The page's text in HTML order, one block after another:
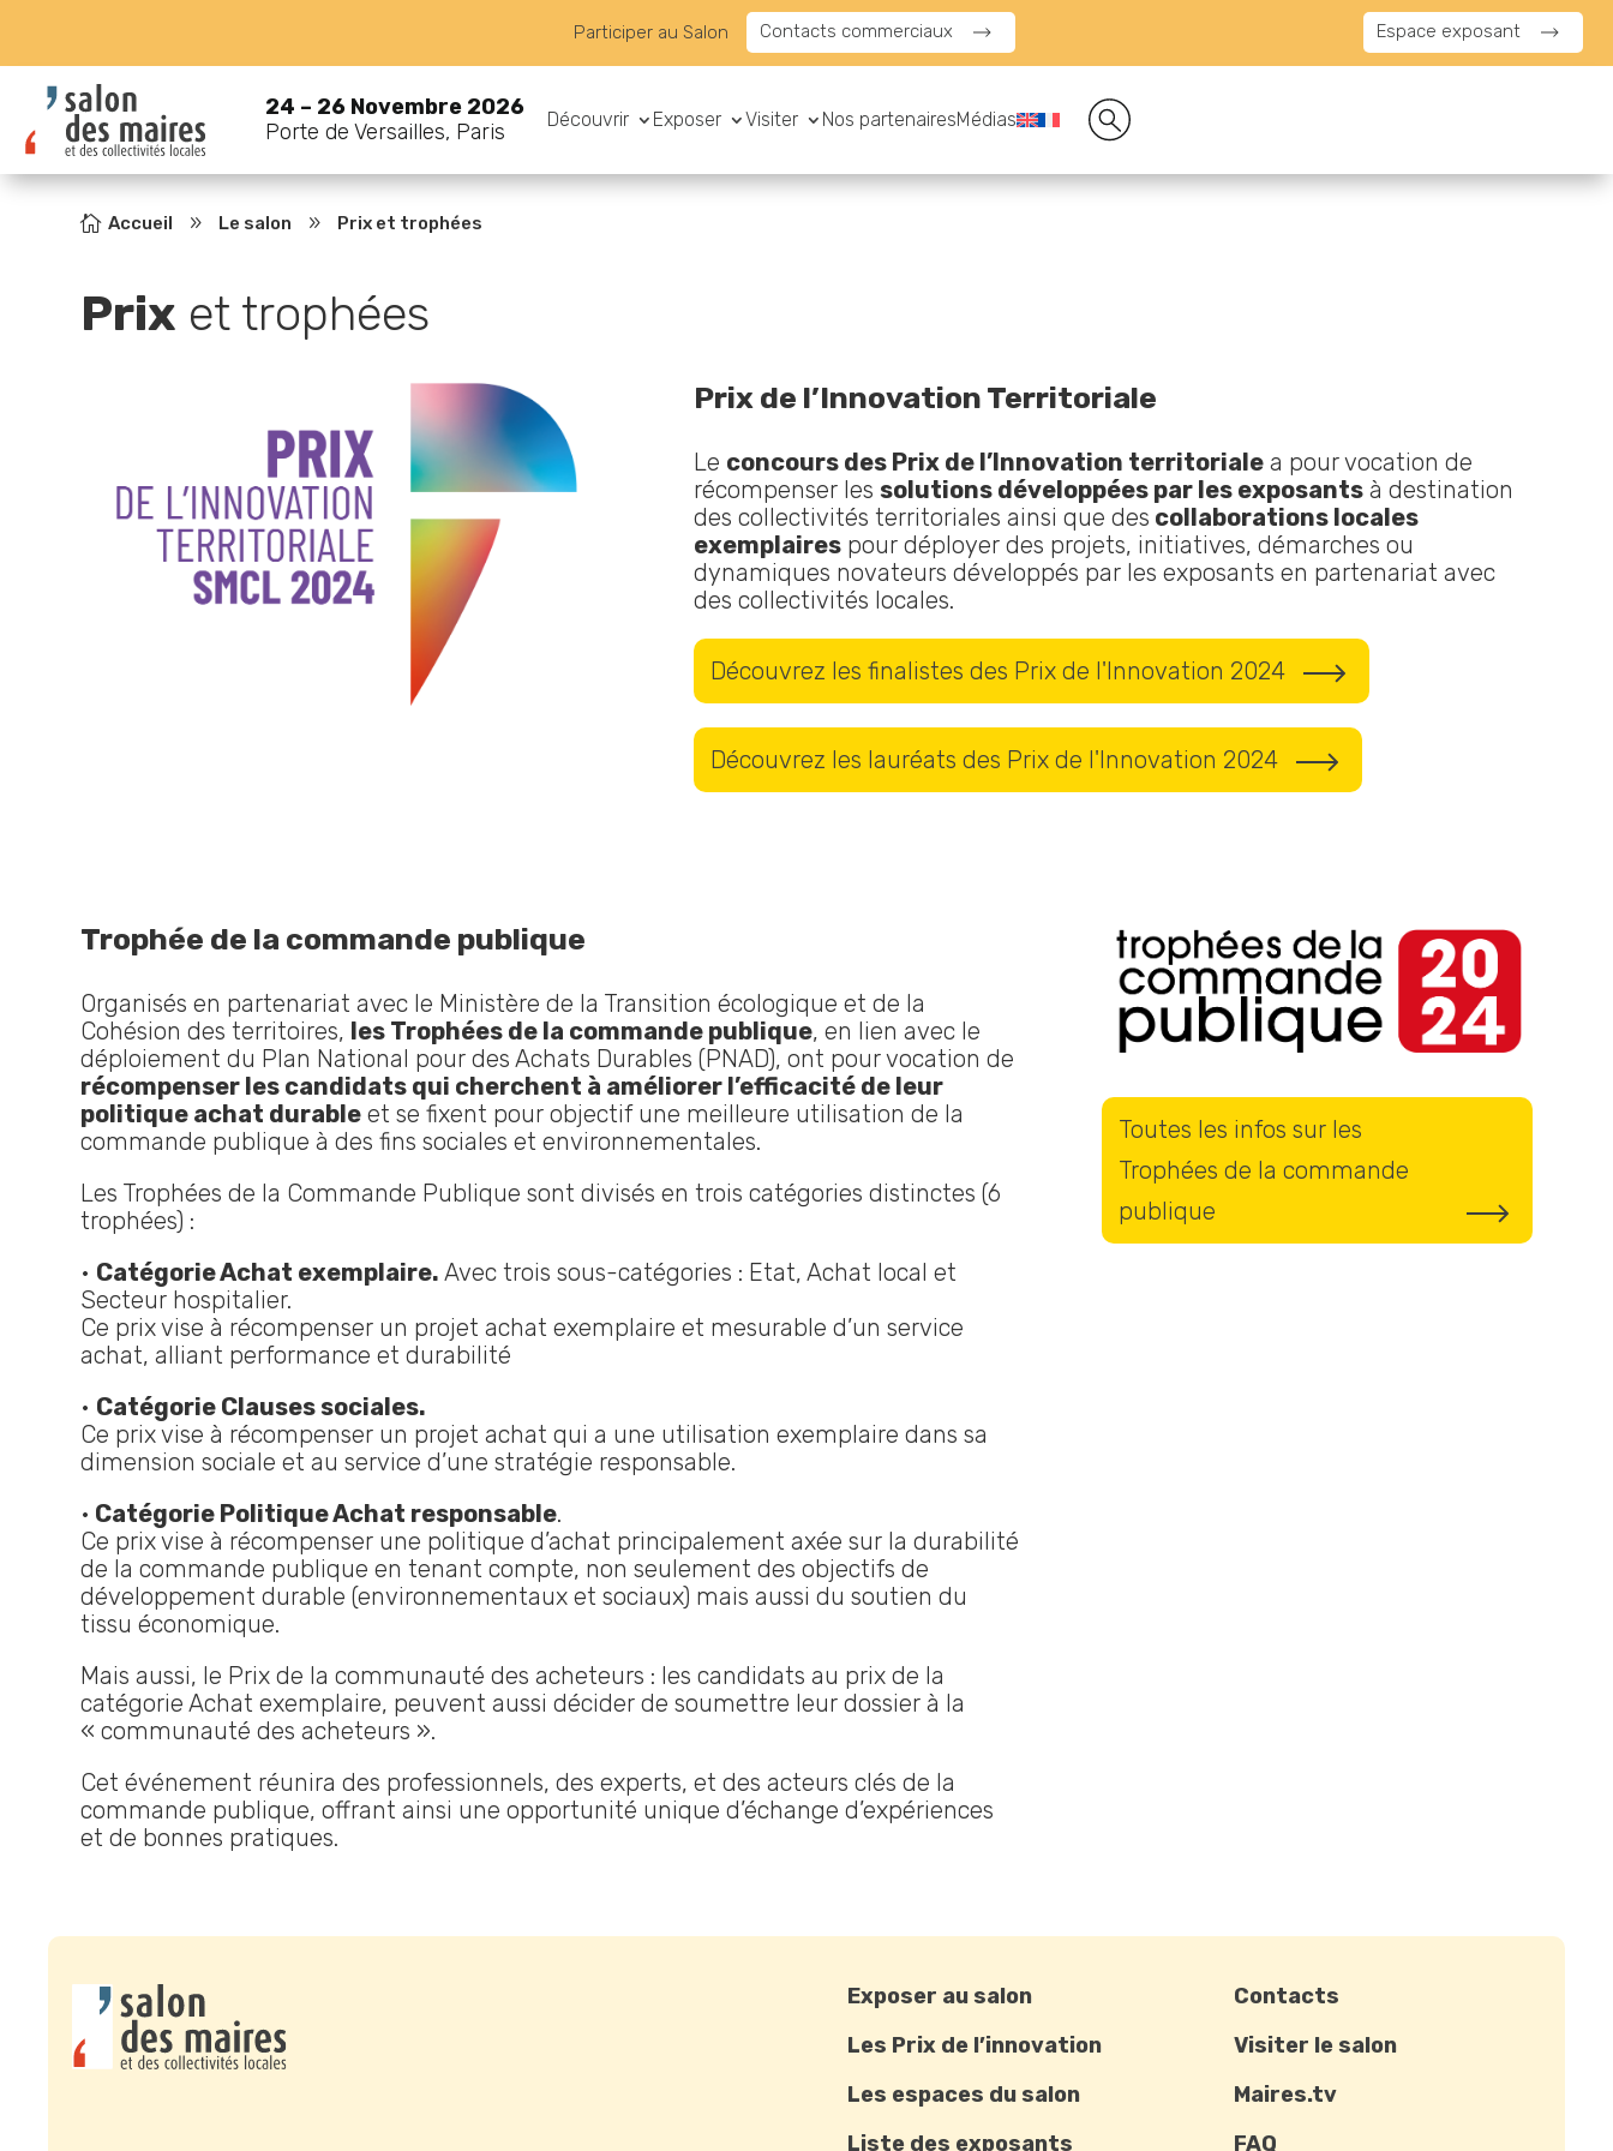
Participer au Salon Contacts commerciaux Espace exposant
24 – 26 Novembre 2026
Porte de Versailles, Paris
Découvrir Exposer Visiter Nos partenairesMédias
 Accueil 9 Le salon 9 Prix et trophées
Prix et trophées
Prix de l’Innovation Territoriale
Le concours des Prix de l’Innovation territorialea pour vocation de
récompenser les solutions développées par les exposantsà destination
des collectivités territoriales ainsi que des collaborations locales
exemplairespour déployer des projets, initiatives, démarches ou
dynamiques novateurs développés par les exposants en partenariat avec
des collectivités locales.
Découvrez les finalistes des Prix de l'Innovation 2024
Découvrez les lauréats des Prix de l'Innovation 2024
Trophée de la commande publique
Organisés en partenariat avec le Ministère de la Transition écologique et de la
Cohésion des territoires, les Trophées de la commande publique, en lien avec le
déploiement du Plan National pour des Achats Durables (PNAD), ont pour vocation de
récompenser les candidats qui cherchent à améliorer l’efficacité de leur
politique achat durable et se fixent pour objectif une meilleure utilisation de la
commande publique à des fins sociales et environnementales.
Les Trophées de la Commande Publique sont divisés en trois catégories distinctes (6
trophées) :
• Catégorie Achat exemplaire. Avec trois sous-catégories : Etat, Achat local et
Secteur hospitalier.
Ce prix vise à récompenser un projet achat exemplaire et mesurable d’un service
achat, alliant performance et durabilité
• Catégorie Clauses sociales.
Ce prix vise à récompenser un projet achat qui a une utilisation exemplaire dans sa
dimension sociale et au service d’une stratégie responsable.
• Catégorie Politique Achat responsable.
Ce prix vise à récompenser une politique d’achat principalement axée sur la durabilité
de la commande publique en tenant compte, non seulement des objectifs de
développement durable (environnementaux et sociaux) mais aussi du soutien du
tissu économique.
Mais aussi, le Prix de la communauté des acheteurs : les candidats au prix de la
catégorie Achat exemplaire, peuvent aussi décider de soumettre leur dossier à la
« communauté des acheteurs ».
Cet événement réunira des professionnels, des experts, et des acteurs clés de la
commande publique, offrant ainsi une opportunité unique d’échange d’expériences
et de bonnes pratiques.
Toutes les infos sur les
Trophées de la commande
publique
Exposer au salon
Les Prix de l’innovation
Les espaces du salon
Liste des exposants
Contacts
Visiter le salon
Maires.tv
FAQ